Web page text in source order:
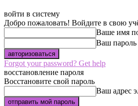
войти в систему
Добро пожаловать! Войдите в свою
Ваше имя
Ваш пароль
Forgot your password? Get help
восстановление пароля
Восстановите свой пароль
Ваш адрес